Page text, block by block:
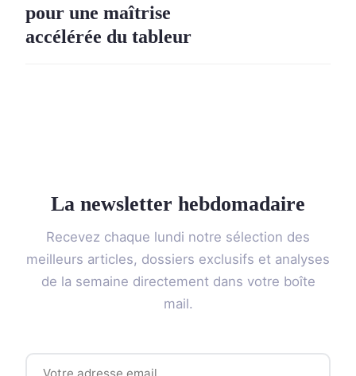
pour une maîtrise
accélérée du tableur
La newsletter hebdomadaire
Recevez chaque lundi notre sélection des
meilleurs articles, dossiers exclusifs et analyses
de la semaine directement dans votre boîte
mail.